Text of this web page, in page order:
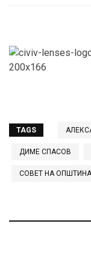
TAGS
ДИМЕ СПАСОВ
СОВЕТ НА ОПШТИНА